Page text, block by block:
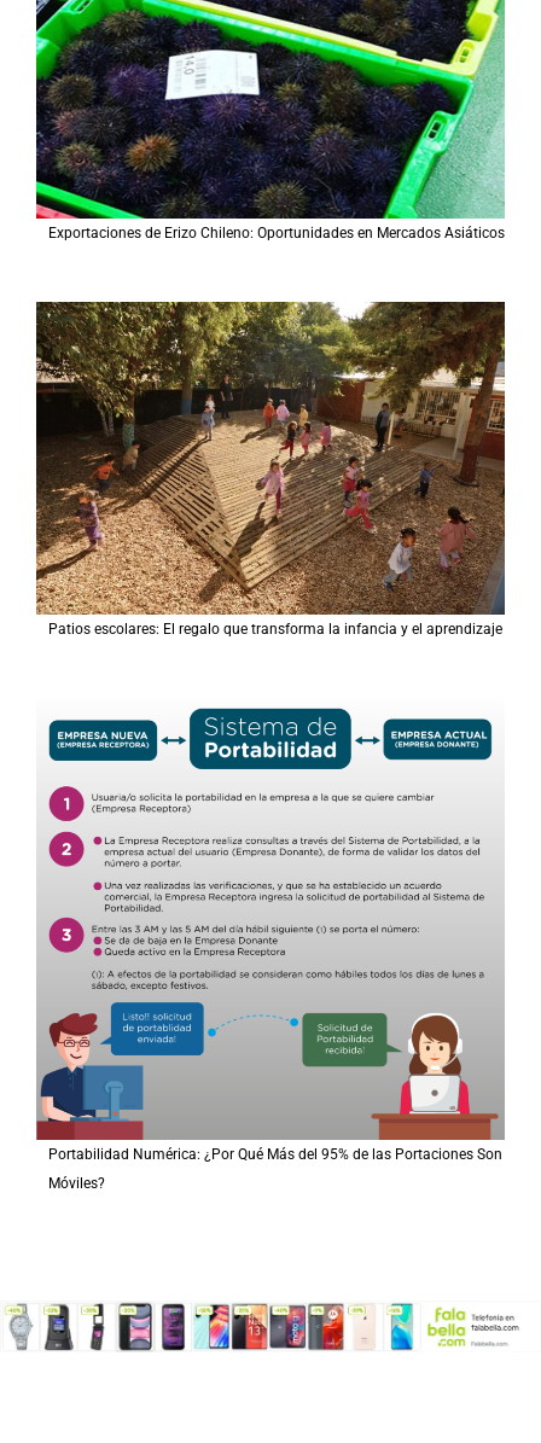
Exportaciones de Erizo Chileno: Oportunidades en Mercados Asiáticos
Patios escolares: El regalo que transforma la infancia y el aprendizaje
Portabilidad Numérica: ¿Por Qué Más del 95% de las Portaciones Son
Móviles?